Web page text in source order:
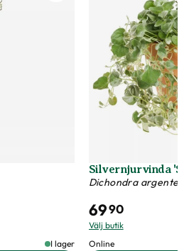
informationen och fotona på
varor
växter får nya blad och
blad. Om din växt har
bland, så innebär det inte
eller av dålig kvalitet. Vi
du försiktigt plockar bort
I lager
Silvernjurvinda
Dichondra argentea
6990
Välj butik
Online